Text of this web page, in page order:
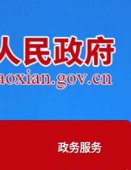
政务服务